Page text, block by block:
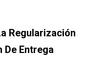
Regularización
De Entrega